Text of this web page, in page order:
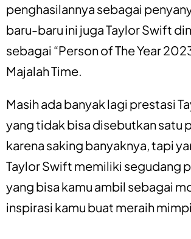
penghasilannya sebagai
baru-baru ini juga Taylor Swift
sebagai “Person of The Year
Majalah Time.
Masih ada banyak lagi prestasi
yang tidak bisa disebutkan satu
karena saking banyaknya, tapi
Taylor Swift memiliki segudang
yang bisa kamu ambil sebagai
inspirasi kamu buat meraih